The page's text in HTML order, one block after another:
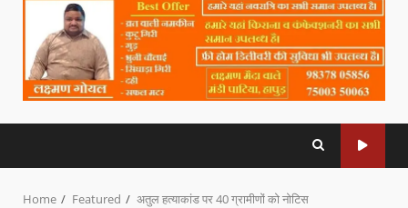
Home Featured अतुल हत्याकांड पर 40 ग्रामीणों को नोटिस